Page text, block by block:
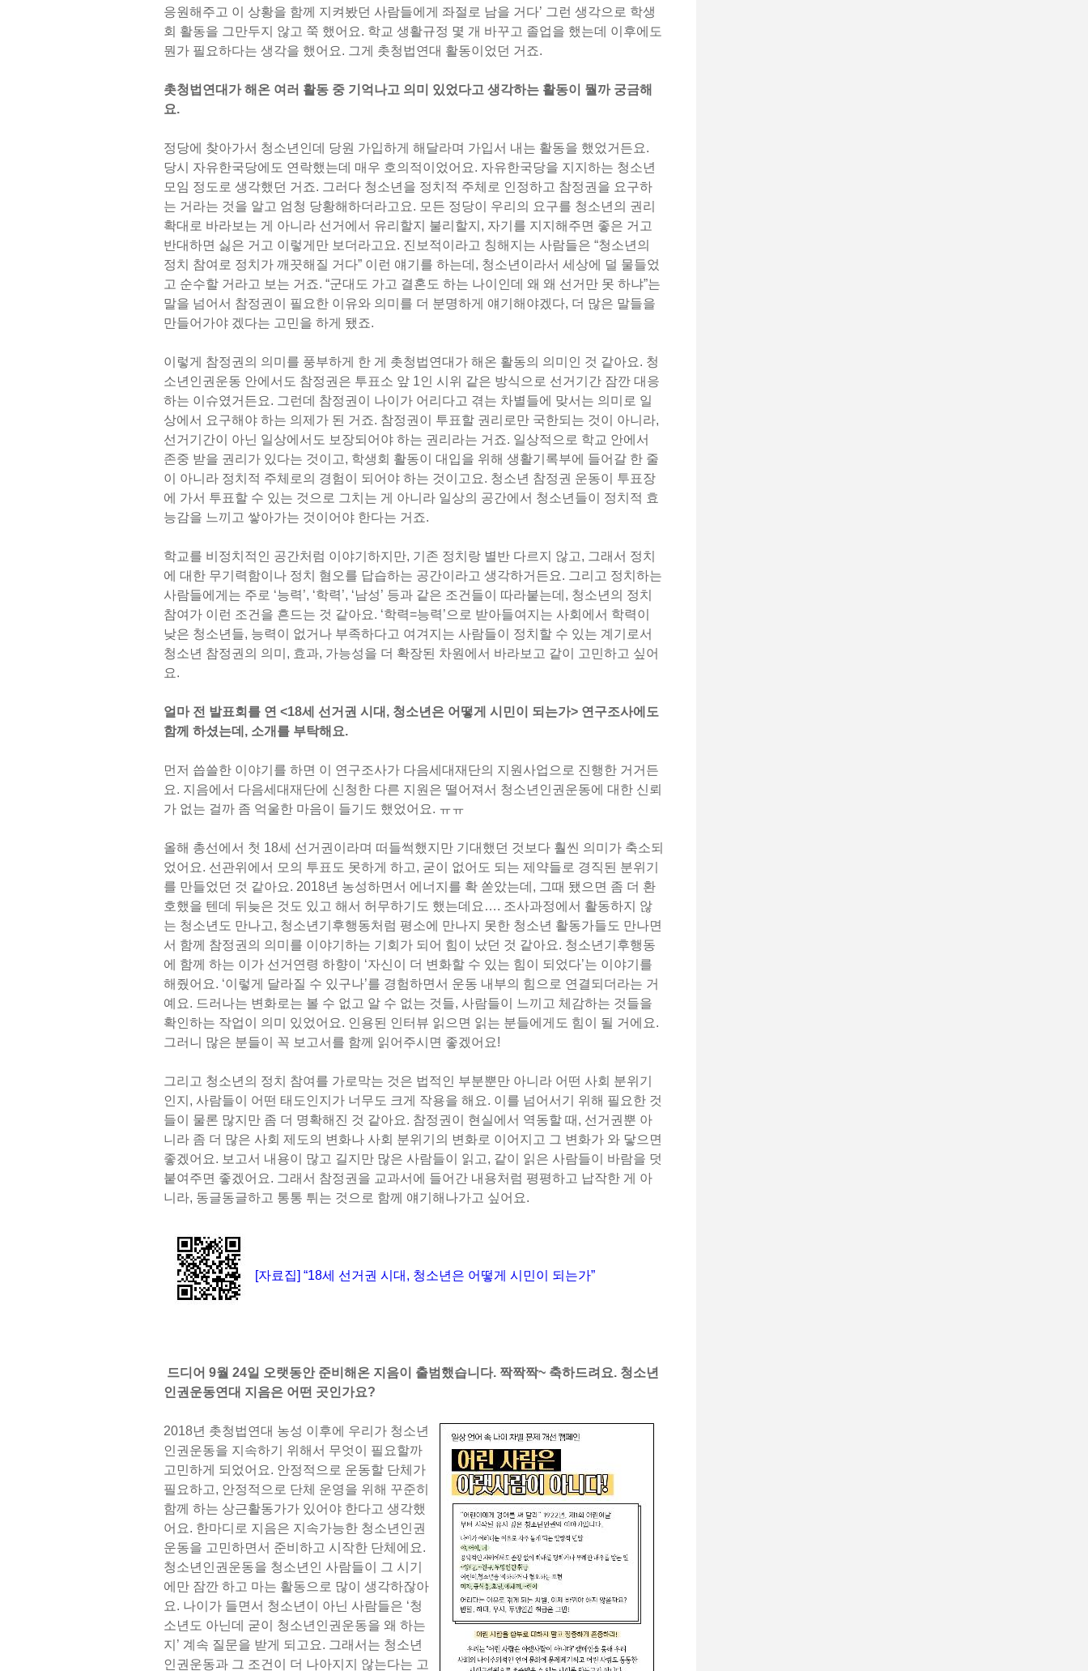
응원해주고 이 상황을 함께 지켜봤던 사람들에게 좌절로 남을 거다’ 그런 생각으로 학생
회 활동을 그만두지 않고 쭉 했어요. 학교 생활규정 몇 개 바꾸고 졸업을 했는데 이후에도
뭔가 필요하다는 생각을 했어요. 그게 촛청법연대 활동이었던 거죠.
촛청법연대가 해온 여러 활동 중 기억나고 의미 있었다고 생각하는 활동이 뭘까 궁금해
요.
정당에 찾아가서 청소년인데 당원 가입하게 해달라며 가입서 내는 활동을 했었거든요.
당시 자유한국당에도 연락했는데 매우 호의적이었어요. 자유한국당을 지지하는 청소년
모임 정도로 생각했던 거죠. 그러다 청소년을 정치적 주체로 인정하고 참정권을 요구하
는 거라는 것을 알고 엄청 당황해하더라고요. 모든 정당이 우리의 요구를 청소년의 권리
확대로 바라보는 게 아니라 선거에서 유리할지 불리할지, 자기를 지지해주면 좋은 거고
반대하면 싫은 거고 이렇게만 보더라고요. 진보적이라고 칭해지는 사람들은 “청소년의
정치 참여로 정치가 깨끗해질 거다” 이런 얘기를 하는데, 청소년이라서 세상에 덜 물들었
고 순수할 거라고 보는 거죠. “군대도 가고 결혼도 하는 나이인데 왜 왜 선거만 못 하냐”는
말을 넘어서 참정권이 필요한 이유와 의미를 더 분명하게 얘기해야겠다, 더 많은 말들을
만들어가야 겠다는 고민을 하게 됐죠.
이렇게 참정권의 의미를 풍부하게 한 게 촛청법연대가 해온 활동의 의미인 것 같아요. 청
소년인권운동 안에서도 참정권은 투표소 앞 1인 시위 같은 방식으로 선거기간 잠깐 대응
하는 이슈였거든요. 그런데 참정권이 나이가 어리다고 겪는 차별들에 맞서는 의미로 일
상에서 요구해야 하는 의제가 된 거죠. 참정권이 투표할 권리로만 국한되는 것이 아니라,
선거기간이 아닌 일상에서도 보장되어야 하는 권리라는 거죠. 일상적으로 학교 안에서
존중 받을 권리가 있다는 것이고, 학생회 활동이 대입을 위해 생활기록부에 들어갈 한 줄
이 아니라 정치적 주체로의 경험이 되어야 하는 것이고요. 청소년 참정권 운동이 투표장
에 가서 투표할 수 있는 것으로 그치는 게 아니라 일상의 공간에서 청소년들이 정치적 효
능감을 느끼고 쌓아가는 것이어야 한다는 거죠.
학교를 비정치적인 공간처럼 이야기하지만, 기존 정치랑 별반 다르지 않고, 그래서 정치
에 대한 무기력함이나 정치 혐오를 답습하는 공간이라고 생각하거든요. 그리고 정치하는
사람들에게는 주로 ‘능력’, ‘학력’, ‘남성’ 등과 같은 조건들이 따라붙는데, 청소년의 정치
참여가 이런 조건을 흔드는 것 같아요. ‘학력=능력’으로 받아들여지는 사회에서 학력이
낮은 청소년들, 능력이 없거나 부족하다고 여겨지는 사람들이 정치할 수 있는 계기로서
청소년 참정권의 의미, 효과, 가능성을 더 확장된 차원에서 바라보고 같이 고민하고 싶어
요.
얼마 전 발표회를 연 <18세 선거권 시대, 청소년은 어떻게 시민이 되는가> 연구조사에도
함께 하셨는데, 소개를 부탁해요.
먼저 씁쓸한 이야기를 하면 이 연구조사가 다음세대재단의 지원사업으로 진행한 거거든
요. 지음에서 다음세대재단에 신청한 다른 지원은 떨어져서 청소년인권운동에 대한 신뢰
가 없는 걸까 좀 억울한 마음이 들기도 했었어요. ㅠㅠ
올해 총선에서 첫 18세 선거권이라며 떠들썩했지만 기대했던 것보다 훨씬 의미가 축소되
었어요. 선관위에서 모의 투표도 못하게 하고, 굳이 없어도 되는 제약들로 경직된 분위기
를 만들었던 것 같아요. 2018년 농성하면서 에너지를 확 쏟았는데, 그때 됐으면 좀 더 환
호했을 텐데 뒤늦은 것도 있고 해서 허무하기도 했는데요…. 조사과정에서 활동하지 않
는 청소년도 만나고, 청소년기후행동처럼 평소에 만나지 못한 청소년 활동가들도 만나면
서 함께 참정권의 의미를 이야기하는 기회가 되어 힘이 났던 것 같아요. 청소년기후행동
에 함께 하는 이가 선거연령 하향이 ‘자신이 더 변화할 수 있는 힘이 되었다’는 이야기를
해줬어요. ‘이렇게 달라질 수 있구나’를 경험하면서 운동 내부의 힘으로 연결되더라는 거
예요. 드러나는 변화로는 볼 수 없고 알 수 없는 것들, 사람들이 느끼고 체감하는 것들을
확인하는 작업이 의미 있었어요. 인용된 인터뷰 읽으면 읽는 분들에게도 힘이 될 거에요.
그러니 많은 분들이 꼭 보고서를 함께 읽어주시면 좋겠어요!
그리고 청소년의 정치 참여를 가로막는 것은 법적인 부분뿐만 아니라 어떤 사회 분위기
인지, 사람들이 어떤 태도인지가 너무도 크게 작용을 해요. 이를 넘어서기 위해 필요한 것
들이 물론 많지만 좀 더 명확해진 것 같아요. 참정권이 현실에서 역동할 때, 선거권뿐 아
니라 좀 더 많은 사회 제도의 변화나 사회 분위기의 변화로 이어지고 그 변화가 와 닿으면
좋겠어요. 보고서 내용이 많고 길지만 많은 사람들이 읽고, 같이 읽은 사람들이 바람을 덧
붙여주면 좋겠어요. 그래서 참정권을 교과서에 들어간 내용처럼 평평하고 납작한 게 아
니라, 동글동글하고 통통 튀는 것으로 함께 얘기해나가고 싶어요.
[자료집] “18세 선거권 시대, 청소년은 어떻게 시민이 되는가”
드디어 9월 24일 오랫동안 준비해온 지음이 출범했습니다. 짝짝짝~ 축하드려요. 청소년
인권운동연대 지음은 어떤 곳인가요?
2018년 촛청법연대 농성 이후에 우리가 청소년
인권운동을 지속하기 위해서 무엇이 필요할까
고민하게 되었어요. 안정적으로 운동할 단체가
필요하고, 안정적으로 단체 운영을 위해 꾸준히
함께 하는 상근활동가가 있어야 한다고 생각했
어요. 한마디로 지음은 지속가능한 청소년인권
운동을 고민하면서 준비하고 시작한 단체에요.
청소년인권운동을 청소년인 사람들이 그 시기
에만 잠깐 하고 마는 활동으로 많이 생각하잖아
요. 나이가 들면서 청소년이 아닌 사람들은 ‘청
소년도 아닌데 굳이 청소년인권운동을 왜 하는
지’ 계속 질문을 받게 되고요. 그래서는 청소년
인권운동과 그 조건이 더 나아지지 않는다는 고